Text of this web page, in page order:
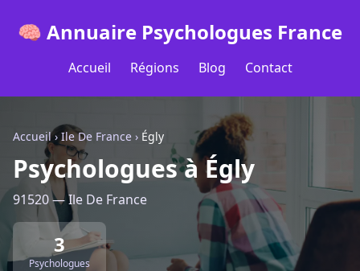
🧠 Annuaire Psychologues France
Accueil Régions Blog Contact
Accueil› Ile De France › Égly
Psychologues à Égly
91520 — Ile De France
3
Psychologues